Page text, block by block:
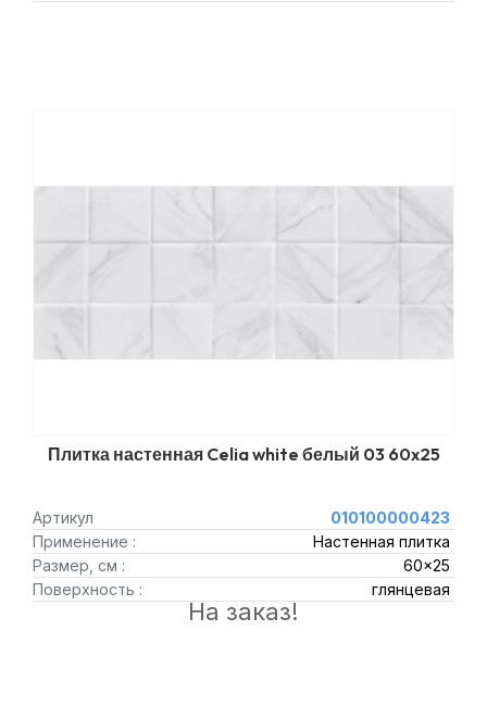
Плитка настенная Celia white белый 03 60x25
Артикул
010100000423
Применение :
Настенная плитка
Размер, см :
60x25
Поверхность :
глянцевая
На заказ!